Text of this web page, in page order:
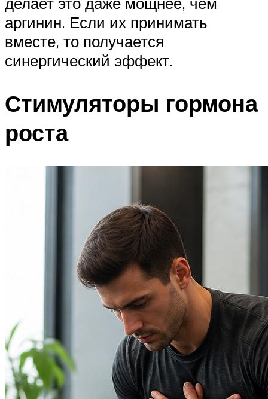
аргинин. Если их принимать
вместе, то получается
синергический эффект.
Стимуляторы гормона
роста